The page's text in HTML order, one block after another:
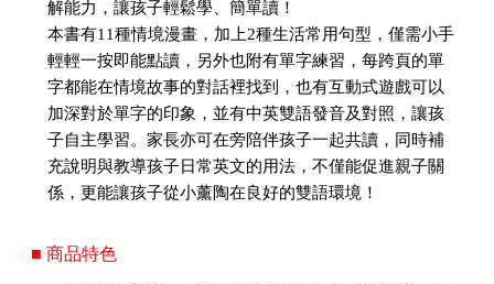
解能力，讓孩子輕鬆學、簡單讀！
本書有11種情境漫畫，加上2種生活常用句型，僅需小手
輕輕一按即能點讀，另外也附有單字練習，每跨頁的單
字都能在情境故事的對話裡找到，也有互動式遊戲可以
加深對於單字的印象，並有中英雙語發音及對照，讓孩
子自主學習。家長亦可在旁陪伴孩子一起共讀，同時補
充說明與教導孩子日常英文的用法，不僅能促進親子關
係，更能讓孩子從小薰陶在良好的雙語環境！
■ 商品特色